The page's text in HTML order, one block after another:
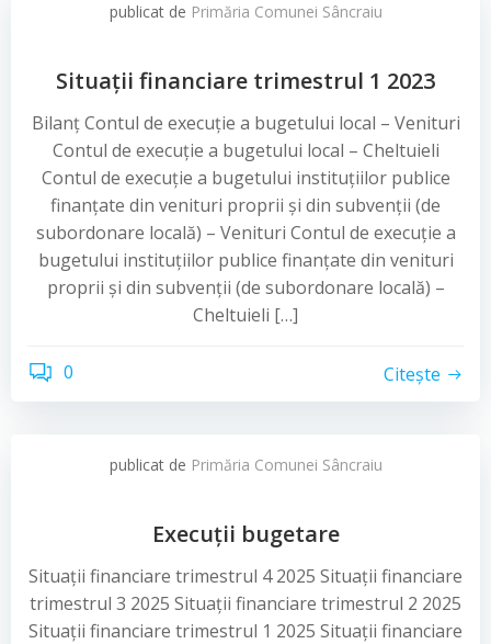
publicat de Primăria Comunei Sâncraiu
Situații financiare trimestrul 1 2023
Bilanț Contul de execuție a bugetului local – Venituri
Contul de execuție a bugetului local – Cheltuieli
Contul de execuție a bugetului instituțiilor publice
finanțate din venituri proprii și din subvenții (de
subordonare locală) – Venituri Contul de execuție a
bugetului instituțiilor publice finanțate din venituri
proprii și din subvenții (de subordonare locală) –
Cheltuieli […]
0 Citește
publicat de Primăria Comunei Sâncraiu
Execuții bugetare
Situații financiare trimestrul 4 2025 Situații financiare
trimestrul 3 2025 Situații financiare trimestrul 2 2025
Situații financiare trimestrul 1 2025 Situații financiare